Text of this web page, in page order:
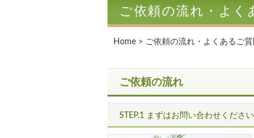
Home > ご依頼の流れ・よくあるご
ご依頼の流れ・よく
ご依頼の流れ
STEP.1 まずはお問い合わせくださ